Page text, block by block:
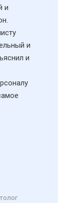
и
и
и